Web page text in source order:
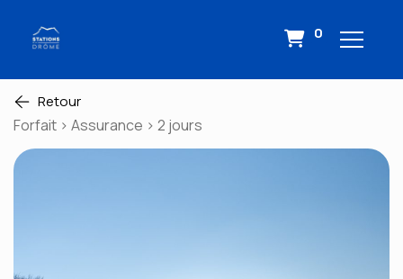
0
Retour
Forfait > Assurance > 2 jours